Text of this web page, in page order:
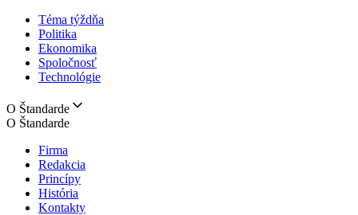
Téma týždňa
Politika
Ekonomika
Spoločnosť
Technológie
O Štandarde
O Štandarde
Firma
Redakcia
Princípy
História
Kontakty